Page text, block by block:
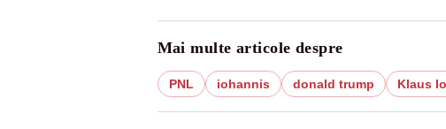
Mai multe articole despre
PNL iohannis donald trump Klaus